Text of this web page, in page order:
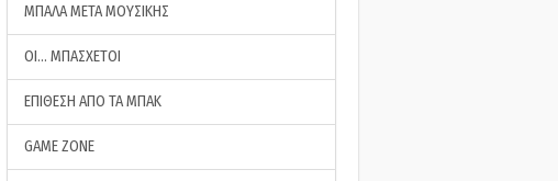
ΜΠΑΛΑ ΜΕΤΑ ΜΟΥΣΙΚΗΣ
ΟΙ… ΜΠΑΣΧΕΤΟΙ
ΕΠΙΘΕΣΗ ΑΠΟ ΤΑ ΜΠΑΚ
GAME ZONE